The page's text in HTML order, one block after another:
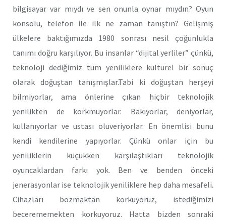
bilgisayar var mıydı ve sen onunla oynar mıydın? Oyun
konsolu, telefon ile ilk ne zaman tanıştın? Gelişmiş
ülkelere baktığımızda 1980 sonrası nesil çoğunlukla
tanımı doğru karşılıyor. Bu insanlar “dijital yerliler” çünkü,
teknoloji dediğimiz tüm yeniliklere kültürel bir sonuç
olarak doğuştan tanışmışlar.Tabi ki doğuştan herşeyi
bilmiyorlar, ama önlerine çıkan hiçbir teknolojik
yenilikten de korkmuyorlar. Bakıyorlar, deniyorlar,
kullanıyorlar ve ustası oluveriyorlar. En önemlisi bunu
kendi kendilerine yapıyorlar. Çünkü onlar için bu
yeniliklerin küçükken karşılaştıkları teknolojik
oyuncaklardan farkı yok. Ben ve benden önceki
jenerasyonlar ise teknolojik yeniliklere hep daha mesafeli.
Cihazları bozmaktan korkuyoruz, istediğimizi
becerememekten korkuyoruz. Hatta bizden sonraki